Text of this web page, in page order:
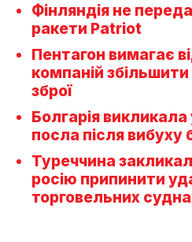
Фінляндія не
ракети Patriot
Пентагон вимагає
компаній
зброї
Болгарія викликала
посла після вибуху
Туреччина
росію припинити
торговельних